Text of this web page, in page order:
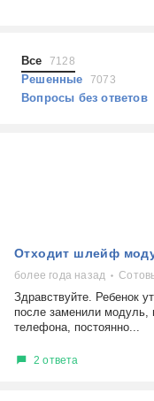
Наушники
Выберите...
не включается
самопроизвольное
выдает ошибку
плохо работает
решение проблемы
Все 7128
Решенные 7073
Вопросы без
Отходит шлейф
более года назад
Здравствуйте. Ребенок
после заменили модуль,
телефона, постоянно...
2 ответа